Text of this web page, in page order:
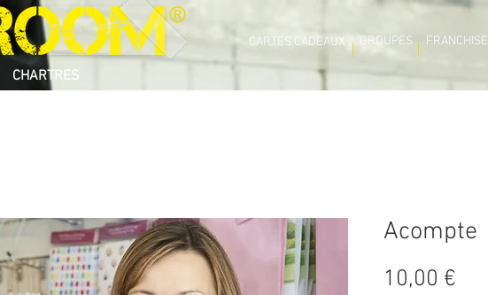
®
CHARTRES
CARTES CADEAUX GROUPES FRANCHISE
Acompte
10,00 €